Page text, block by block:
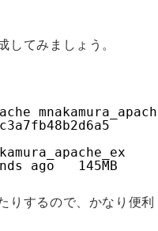
してみましょう。
ago   145MB
りするので、かなり便利